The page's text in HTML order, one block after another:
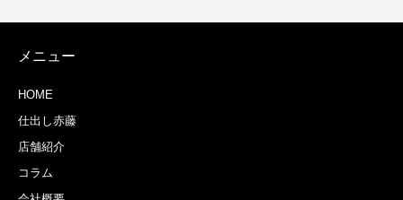
メニュー
HOME
仕出し赤藤
店舗紹介
コラム